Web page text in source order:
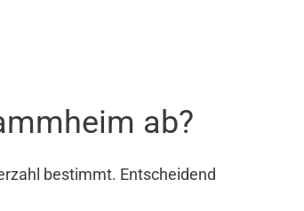
ab?
bestimmt. Entscheidend